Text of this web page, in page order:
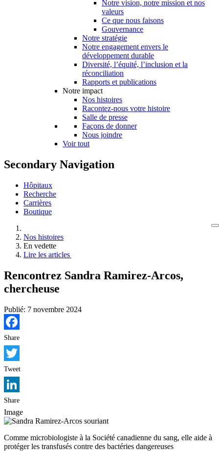
Notre vision, notre mission et nos
valeurs
Ce que nous faisons
Gouvernance
Notre stratégie
Notre engagement envers le
développement durable
Diversité, l’équité, l’inclusion et la
réconciliation
Rapports et publications
Notre impact
Nos histoires
Racontez-nous votre histoire
Salle de presse
Façons de donner
Nous joindre
Voir tout
Secondary Navigation
Hôpitaux
Recherche
Carrières
Boutique
Nos histoires
En vedette
Lire les articles
Rencontrez Sandra Ramirez-Arcos,
chercheuse
Publié: 7 novembre 2024
Facebook
Share
Twitter
Tweet
LinkedIn
Share
Image
Comme microbiologiste à la Société canadienne du sang, elle aide à
protéger les transfusés contre des bactéries dangereuses